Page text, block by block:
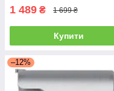
1 489 ₴ 1 699 ₴
Купити
–12%